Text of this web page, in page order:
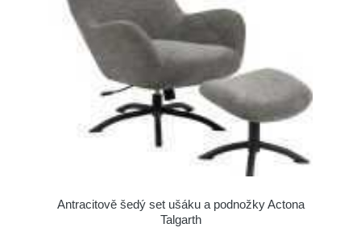
Antracitově šedý set ušáku a podnožky Actona
Talgarth